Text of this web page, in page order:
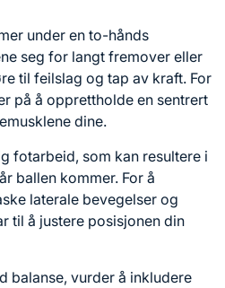
under en to-hånds
seg for langt fremover eller
til feilslag og tap av kraft. For
på å opprettholde en sentrert
dine.
fotarbeid, som kan resultere i
ballen kommer. For å
laterale bevegelser og
til å justere posisjonen din
balanse, vurder å inkludere